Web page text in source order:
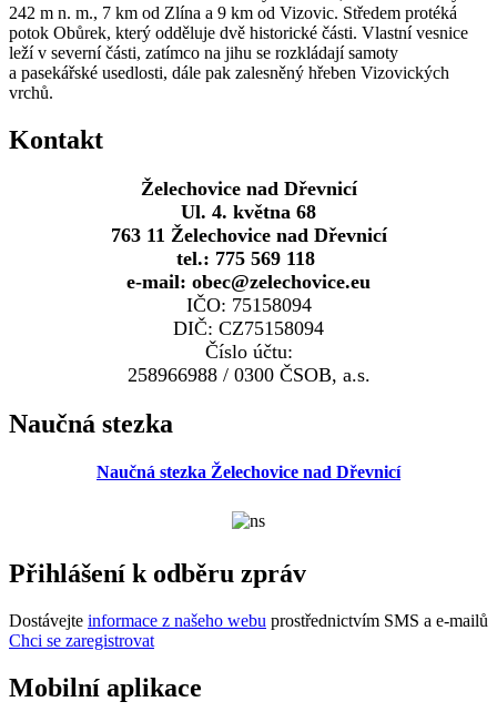
242 m n. m., 7 km od Zlína a 9 km od Vizovic. Středem protéká
potok Obůrek, který odděluje dvě historické části. Vlastní vesnice
leží v severní části, zatímco na jihu se rozkládají samoty
a pasekářské usedlosti, dále pak zalesněný hřeben Vizovických
vrchů.
Kontakt
Želechovice nad Dřevnicí
Ul. 4. května 68
763 11 Želechovice nad Dřevnicí
tel.: 775 569 118
e-mail: obec@zelechovice.eu
IČO: 75158094
DIČ: CZ75158094
Číslo účtu:
258966988 / 0300 ČSOB, a.s.
Naučná stezka
Naučná stezka Želechovice nad Dřevnicí
Přihlášení k odběru zpráv
Dostávejte informace z našeho webu prostřednictvím SMS a e-mailů
Chci se zaregistrovat
Mobilní aplikace